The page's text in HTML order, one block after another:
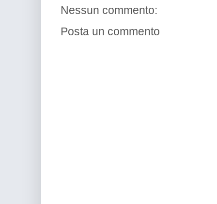
Nessun commento:
Posta un commento